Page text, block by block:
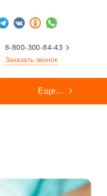
8-800-300-84-43
Заказать звонок
Еще...